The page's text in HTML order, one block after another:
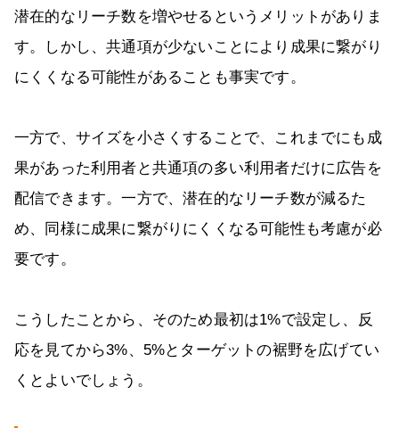
潜在的なリーチ数を増やせるというメリットがありま
す。しかし、共通項が少ないことにより成果に繋がり
にくくなる可能性があることも事実です。
一方で、サイズを小さくすることで、これまでにも成
果があった利用者と共通項の多い利用者だけに広告を
配信できます。一方で、潜在的なリーチ数が減るた
め、同様に成果に繋がりにくくなる可能性も考慮が必
要です。
こうしたことから、そのため最初は1%で設定し、反
応を見てから3%、5%とターゲットの裾野を広げてい
くとよいでしょう。